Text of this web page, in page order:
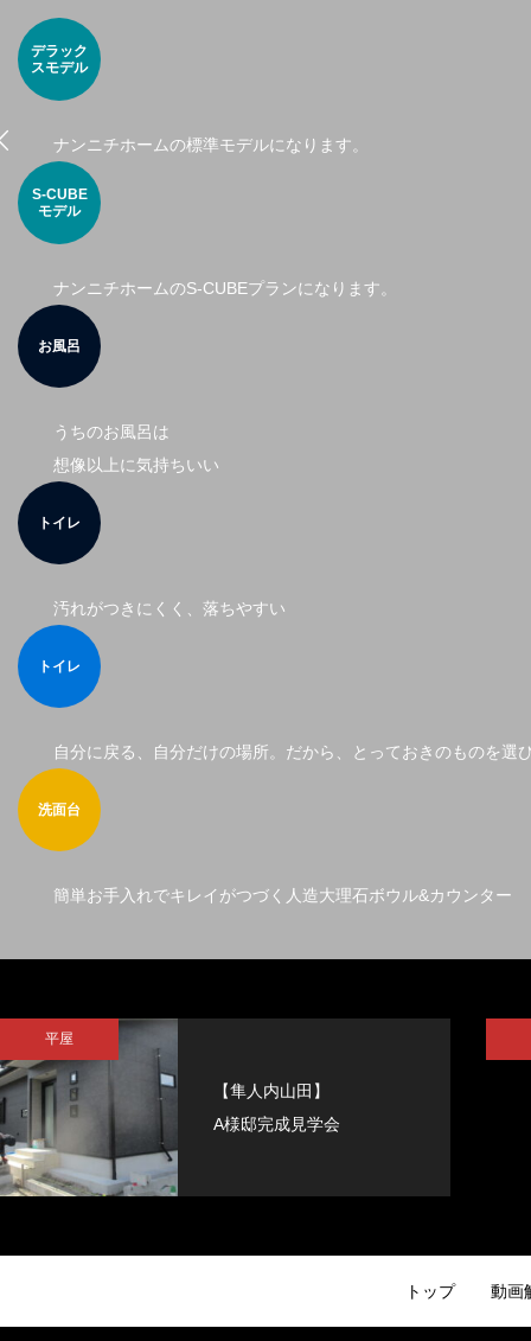
デラック
スモデル
ナンニチホームの標準モデルになります。
S-CUBE
モデル
ナンニチホームのS-CUBEプランになります。
お風呂
うちのお風呂は
想像以上に気持ちいい
トイレ
汚れがつきにくく、落ちやすい
トイレ
自分に戻る、自分だけの場所。だから、とっておきのものを選
洗面台
簡単お手入れでキレイがつづく人造大理石ボウル&カウンター
平屋
【隼人内山田】
A様邸完成見学会
トップ 動画